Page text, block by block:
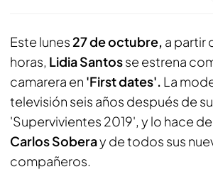
Este lunes 27 de octubre, a partir
horas, Lidia Santosse estrena
camarera en 'First dates'. La
televisión seis años después de
'Supervivientes 2019', y lo hace
Carlos Soberay de todos sus
compañeros.